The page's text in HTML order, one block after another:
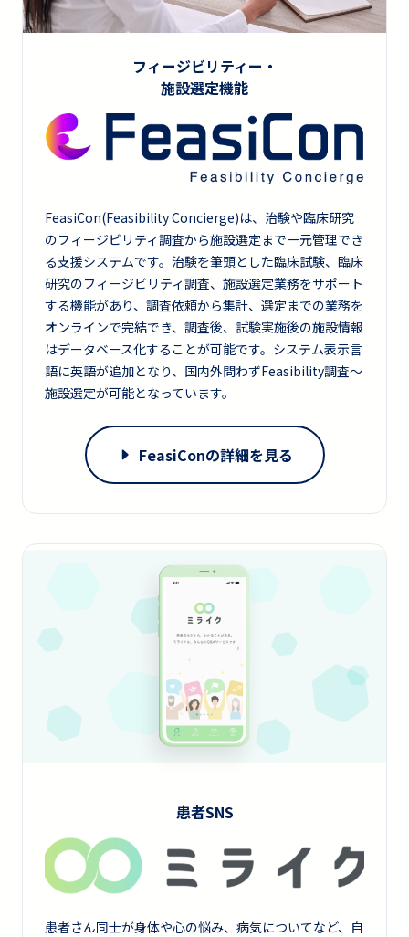
フィージビリティー・
施設選定機能
FeasiCon(Feasibility Concierge)は、治験や臨床研究
のフィージビリティ調査から施設選定まで一元管理でき
る支援システムです。治験を筆頭とした臨床試験、臨床
研究のフィージビリティ調査、施設選定業務をサポート
する機能があり、調査依頼から集計、選定までの業務を
オンラインで完結でき、調査後、試験実施後の施設情報
はデータベース化することが可能です。システム表示言
語に英語が追加となり、国内外問わずFeasibility調査～
施設選定が可能となっています。
FeasiConの詳細を見る
患者SNS
患者さん同士が身体や心の悩み、病気についてなど、自